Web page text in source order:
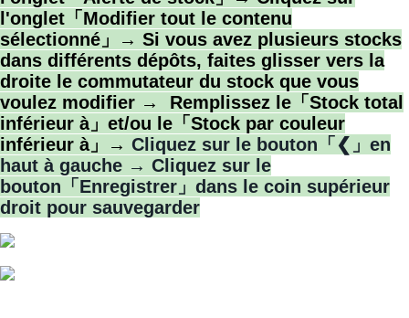
l'onglet「Modifier tout le contenu
sélectionné」→ Si vous avez plusieurs stocks
dans différents dépôts, faites glisser vers la
droite le commutateur du stock que vous
voulez modifier → Remplissez le「Stock total
inférieur à 」et/ou le「 Stock par couleur
inférieur à」→ Cliquez sur le bouton「❮」en
haut à gauche → Cliquez sur le
bouton「Enregistrer」dans le coin supérieur
droit pour sauvegarder